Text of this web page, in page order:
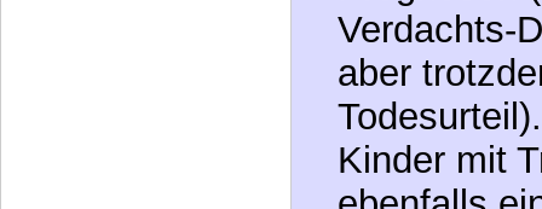
viel
Menschen
Prognosen